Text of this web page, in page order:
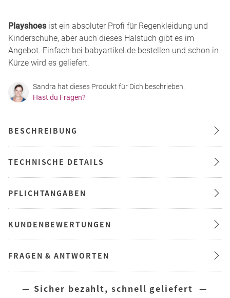
Playshoesist ein absoluter Profi für Regenkleidung und
Kinderschuhe, aber auch dieses Halstuch gibt es im
Angebot. Einfach bei babyartikel.de bestellen und schon in
Kürze wird es geliefert.
Sandra hat dieses Produkt für Dich beschrieben.
Hast du Fragen?
BESCHREIBUNG
TECHNISCHE DETAILS
PFLICHTANGABEN
KUNDENBEWERTUNGEN
FRAGEN & ANTWORTEN
— Sicher bezahlt, schnell geliefert —